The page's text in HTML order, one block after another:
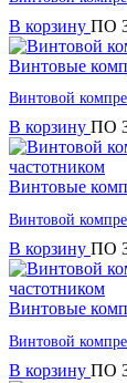
В корзину ПО
Винтовые
Винтовой
В корзину ПО
Винтовые
Винтовой
В корзину ПО
Винтовые
Винтовой
В корзину ПО